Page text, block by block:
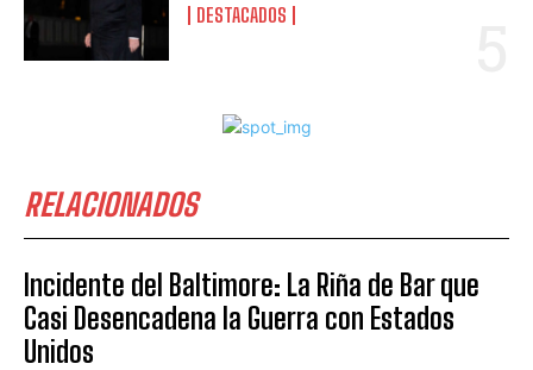
DESTACADOS
RELACIONADOS
Incidente del Baltimore: La Riña de Bar que
Casi Desencadena la Guerra con Estados
Unidos